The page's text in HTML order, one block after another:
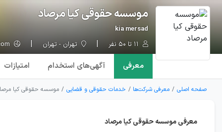
موسسه حقوقی کیا مرصاد
kia mersad
تهران - تهران
معرفی آگهی‌های استخدام امتیازات
صفحه اصلی معرفی شرکت‌ها خدمات حقوقی و قضایی موسسه حقوقی کیا
معرفی موسسه حقوقی کیا مرصاد